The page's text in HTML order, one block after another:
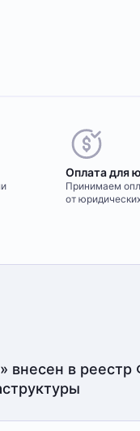
Оплата для
Принимаем
от
внесен в